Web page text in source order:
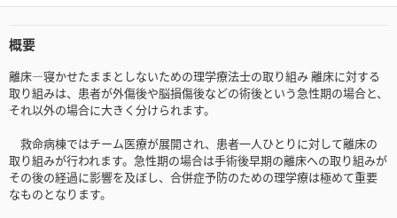
概要
離床―寝かせたままとしないための理学療法士の取り組み 離床に対する
取り組みは、患者が外傷後や脳損傷後などの術後という急性期の場合と、
それ以外の場合に大きく分けられます。
救命病棟ではチーム医療が展開され、患者一人ひとりに対して離床の
取り組みが行われます。急性期の場合は手術後早期の離床への取り組みが
その後の経過に影響を及ぼし、合併症予防のための理学療は極めて重要
なものとなります。